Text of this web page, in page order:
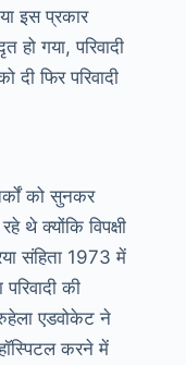
इस प्रकार
हो गया, परिवादी
फिर परिवादी
को सुनकर
थे क्योंकि विपक्षी
संहिता 1973 में
की
एडवोकेट ने
हॉस्पिटल करने में